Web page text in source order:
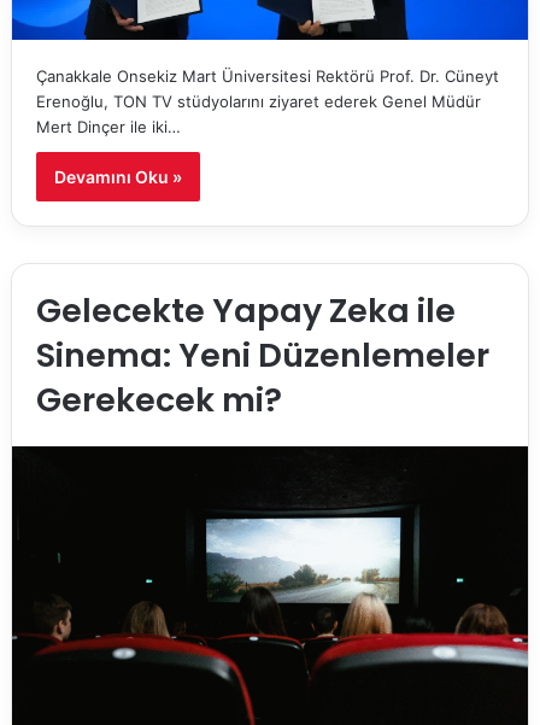
Çanakkale Onsekiz Mart Üniversitesi Rektörü Prof. Dr. Cüneyt
Erenoğlu, TON TV stüdyolarını ziyaret ederek Genel Müdür
Mert Dinçer ile iki…
Devamını Oku »
Gelecekte Yapay Zeka ile
Sinema: Yeni Düzenlemeler
Gerekecek mi?